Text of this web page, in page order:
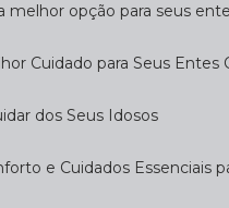
melhor opção para seus
Cuidado para Seus Entes
dos Seus Idosos
e Cuidados Essenciais